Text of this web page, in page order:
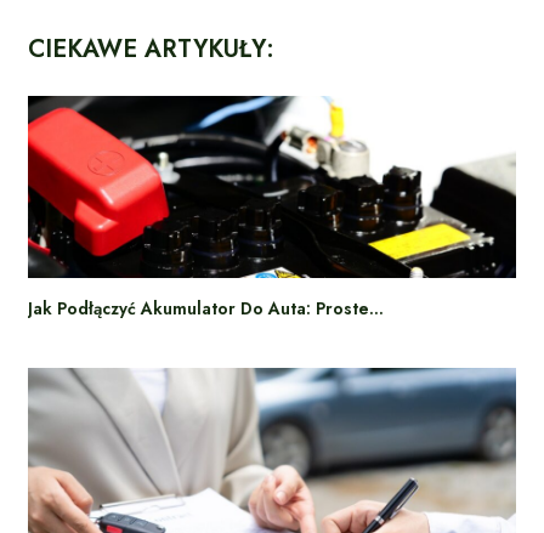
CIEKAWE ARTYKUŁY:
Jak Podłączyć Akumulator Do Auta: Proste…